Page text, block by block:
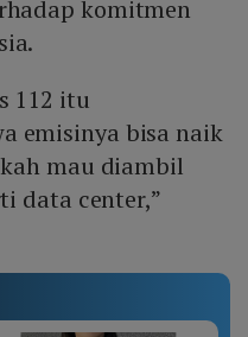
komitmen
112 itu
emisinya bisa naik
mau diambil
data center,”